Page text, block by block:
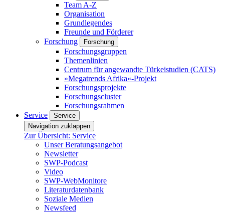
Team A-Z
Organisation
Grundlegendes
Freunde und Förderer
Forschung
Forschung
Forschungsgruppen
Themenlinien
Centrum für angewandte Türkeistudien (CATS)
»Megatrends Afrika«-Projekt
Forschungsprojekte
Forschungscluster
Forschungsrahmen
Service
Service
Navigation zuklappen
Zur Übersicht: Service
Unser Beratungsangebot
Newsletter
SWP-Podcast
Video
SWP-WebMonitore
Literaturdatenbank
Soziale Medien
Newsfeed